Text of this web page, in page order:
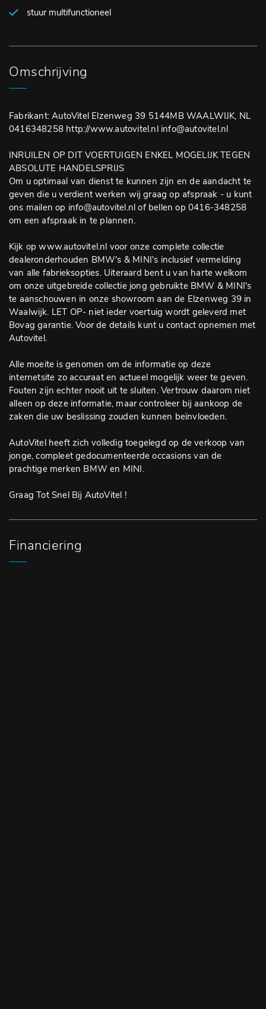
stuur multifunctioneel
Omschrijving
Fabrikant: AutoVitel Elzenweg 39 5144MB WAALWIJK, NL
0416348258 http://www.autovitel.nl info@autovitel.nl
INRUILEN OP DIT VOERTUIGEN ENKEL MOGELIJK TEGEN
ABSOLUTE HANDELSPRIJS
Om u optimaal van dienst te kunnen zijn en de aandacht te
geven die u verdient werken wij graag op afspraak - u kunt
ons mailen op info@autovitel.nl of bellen op 0416-348258
om een afspraak in te plannen.
Kijk op www.autovitel.nl voor onze complete collectie
dealeronderhouden BMW's & MINI's inclusief vermelding
van alle fabrieksopties. Uiteraard bent u van harte welkom
om onze uitgebreide collectie jong gebruikte BMW & MINI's
te aanschouwen in onze showroom aan de Elzenweg 39 in
Waalwijk. LET OP- niet ieder voertuig wordt geleverd met
Bovag garantie. Voor de details kunt u contact opnemen met
Autovitel.
Alle moeite is genomen om de informatie op deze
internetsite zo accuraat en actueel mogelijk weer te geven.
Fouten zijn echter nooit uit te sluiten. Vertrouw daarom niet
alleen op deze informatie, maar controleer bij aankoop de
zaken die uw beslissing zouden kunnen beïnvloeden.
AutoVitel heeft zich volledig toegelegd op de verkoop van
jonge, compleet gedocumenteerde occasions van de
prachtige merken BMW en MINI.
Graag Tot Snel Bij AutoVitel !
Financiering